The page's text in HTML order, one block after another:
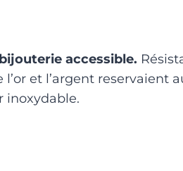
accessible.
et l’argent reservaient
inoxydable.